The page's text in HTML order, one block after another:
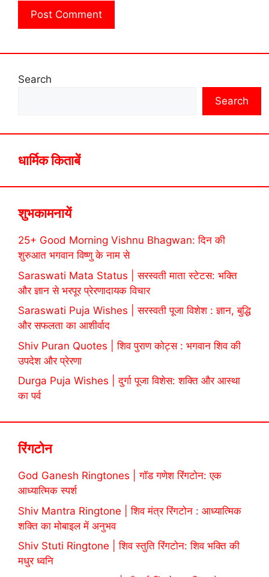
Search
Search
धार्मिक किताबें
शुभकामनायें
25+ Good Morning Vishnu Bhagwan: दिन की
शुरुआत भगवान विष्णु के नाम से
Saraswati Mata Status | सरस्वती माता स्टेटस: भक्ति
और ज्ञान से भरपूर प्रेरणादायक विचार
Saraswati Puja Wishes | सरस्वती पूजा विशेश : ज्ञान, बुद्धि
और सफलता का आशीर्वाद
Shiv Puran Quotes | शिव पुराण कोट्स : भगवान शिव की
उपदेश और प्रेरणा
Durga Puja Wishes | दुर्गा पूजा विशेस: शक्ति और आस्था
का पर्व
रिंगटोन
God Ganesh Ringtones | गॉड गणेश रिंगटोन: एक
आध्यात्मिक स्पर्श
Shiv Mantra Ringtone | शिव मंत्र रिंगटोन : आध्यात्मिक
शक्ति का मोबाइल में अनुभव
Shiv Stuti Ringtone | शिव स्तुति रिंगटोन: शिव भक्ति की
मधुर ध्वनि